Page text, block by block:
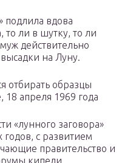
подлила вдова
то ли в шутку, то ли
действительно
на Луну.
отбирать образцы
18 апреля 1969 года
«лунного заговора»
с развитием
правительство и
кипели